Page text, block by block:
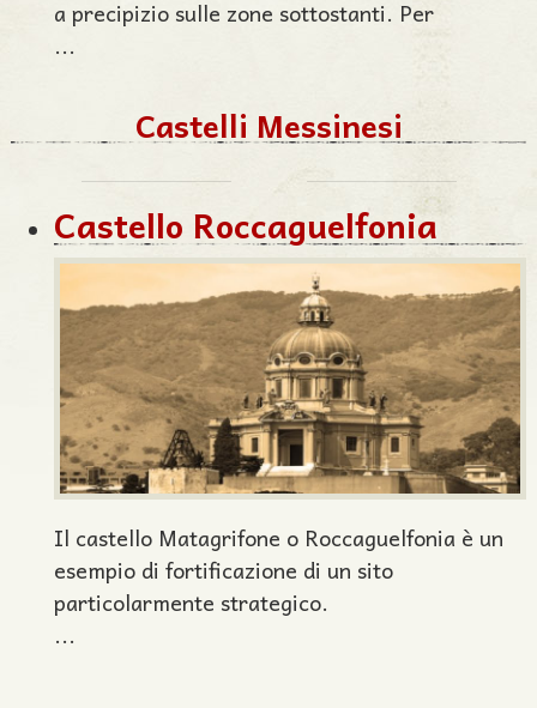
a precipizio sulle zone sottostanti. Per
...
Castelli Messinesi
Castello Roccaguelfonia
Il castello Matagrifone o Roccaguelfonia è un
esempio di fortificazione di un sito
particolarmente strategico.
...